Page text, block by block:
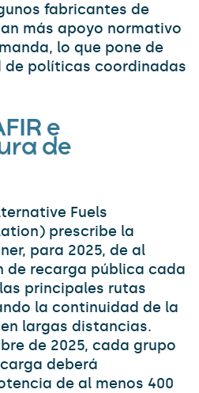
fabricantes de
más apoyo normativo
lo que pone de
de políticas coordinadas
e
de
Fuels
prescribe la
para 2025, de al
de recarga pública cada
principales rutas
la continuidad de la
largas distancias.
de 2025, cada grupo
deberá
de al menos 400